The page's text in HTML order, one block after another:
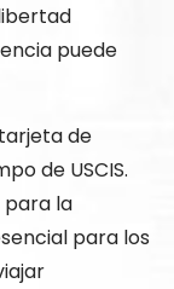
puede
de
de USCIS.
para la
para los